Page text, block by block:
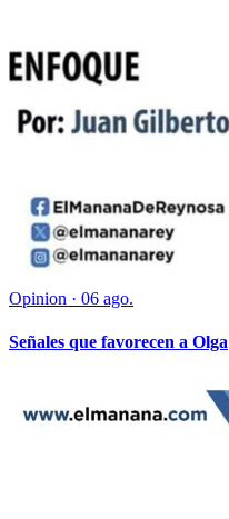
Opinion · 06 ago.
Señales que favorecen a Olga